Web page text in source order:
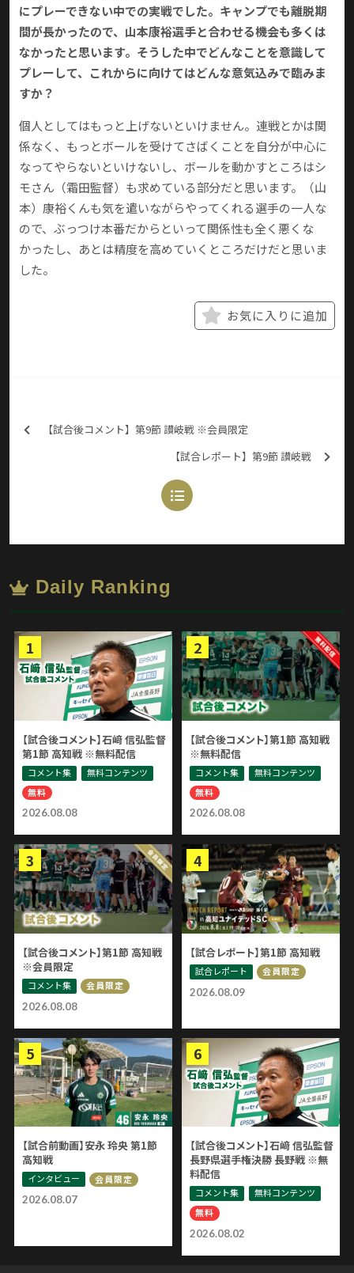
にプレーできない中での実戦でした。キャンプでも離脱期
間が長かったので、山本康裕選手と合わせる機会も多くは
なかったと思います。そうした中でどんなことを意識して
プレーして、これからに向けてはどんな意気込みで臨みま
すか？
個人としてはもっと上げないといけません。連戦とかは関
係なく、もっとボールを受けてさばくことを自分が中心に
なってやらないといけないし、ボールを動かすところはシ
モさん（霜田監督）も求めている部分だと思います。（山
本）康裕くんも気を遣いながらやってくれる選手の一人な
ので、ぶっつけ本番だからといって関係性も全く悪くな
かったし、あとは精度を高めていくところだけだと思いま
した。
お気に入りに追加
【試合後コメント】第9節 讃岐戦 ※会員限定
【試合レポート】第9節 讃岐戦
Daily Ranking
2026.08.08
【試合後コメント】石﨑 信弘監督
第1節 高知戦 ※無料配信
コメント集
無料コンテンツ
無料
2026.08.08
【試合後コメント】第1節 高知戦
※無料配信
コメント集
無料コンテンツ
無料
2026.08.08
【試合後コメント】第1節 高知戦
※会員限定
コメント集 会員限定
2026.08.09
【試合レポート】第1節 高知戦
試合レポート 会員限定
2026.08.07
【試合前動画】安永 玲央 第1節
高知戦
インタビュー 会員限定
2026.08.02
【試合後コメント】石﨑 信弘監督
長野県選手権決勝 長野戦 ※無
料配信
コメント集
無料コンテンツ
無料